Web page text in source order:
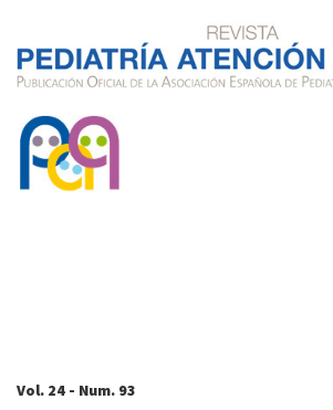
Vol. 24 - Num. 93